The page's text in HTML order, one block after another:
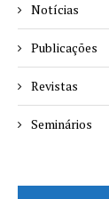
Notícias
Publicações
Revistas
Seminários